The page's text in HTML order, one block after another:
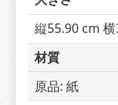
縦55.90 cm
材質
原品: 紙